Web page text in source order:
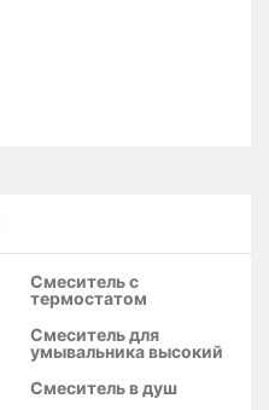
Смеситель с
термостатом
Смеситель для
умывальника высокий
Смеситель в душ